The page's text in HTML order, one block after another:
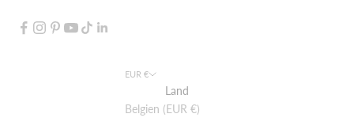
EUR €
Land
Belgien (EUR €)